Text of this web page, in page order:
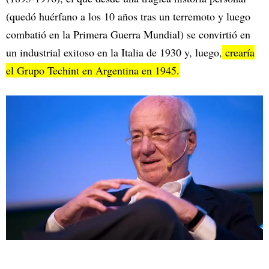
(quedó huérfano a los 10 años tras un terremoto y luego
combatió en la Primera Guerra Mundial) se convirtió en
un industrial exitoso en la Italia de 1930 y, luego, crearía
el Grupo Techint en Argentina en 1945.